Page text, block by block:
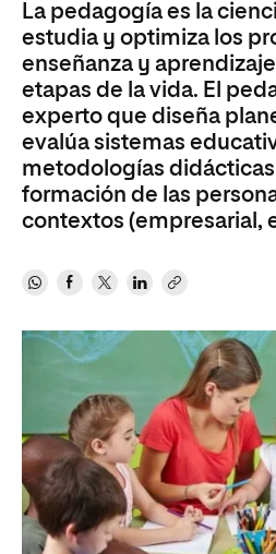
La pedagogía es la
estudia y optimiza los
enseñanza y
etapas de la vida. El
experto que diseña
evalúa sistemas
metodologías
formación de las
contextos (empresarial,